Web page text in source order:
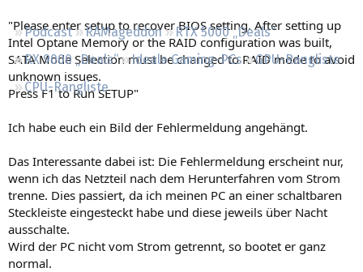
Podcast RAMageddon
RTX 5000 „Deals“
RX 9000 „Deals“
Ideale Gaming-PCs
GPU-Rangliste
CPU-Rangliste
"Please enter setup to recover BIOS setting. After setting up
Intel Optane Memory or the RAID configuration was built,
SATA Mode Selection must be changed to RAID mode to avoid
unknown issues.
Press F1 to Run SETUP"
Ich habe euch ein Bild der Fehlermeldung angehängt.
Das Interessante dabei ist: Die Fehlermeldung erscheint nur,
wenn ich das Netzteil nach dem Herunterfahren vom Strom
trenne. Dies passiert, da ich meinen PC an einer schaltbaren
Steckleiste eingesteckt habe und diese jeweils über Nacht
ausschalte.
Wird der PC nicht vom Strom getrennt, so bootet er ganz
normal.